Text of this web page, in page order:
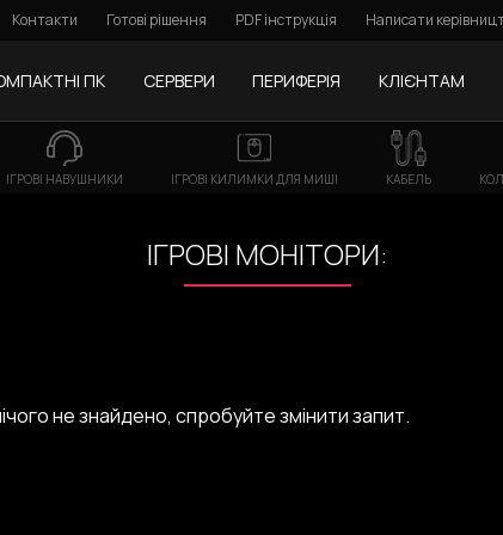
Контакти Готові рішення PDF інструкція Написати
ПК СЕРВЕРИ ПЕРИФЕРІЯ КЛІЄНТАМ
ІГРОВІ НАВУШНИКИ ІГРОВІ КИЛИМКИ ДЛЯ МИШІ КАБЕЛЬ
ІГРОВІ МОНІТОРИ:
не знайдено, спробуйте змінити запит.